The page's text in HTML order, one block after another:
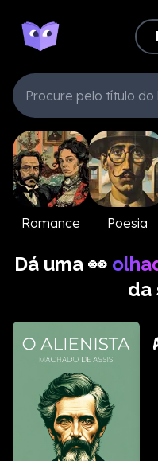
Romance Poesia
Dá uma 👀
da